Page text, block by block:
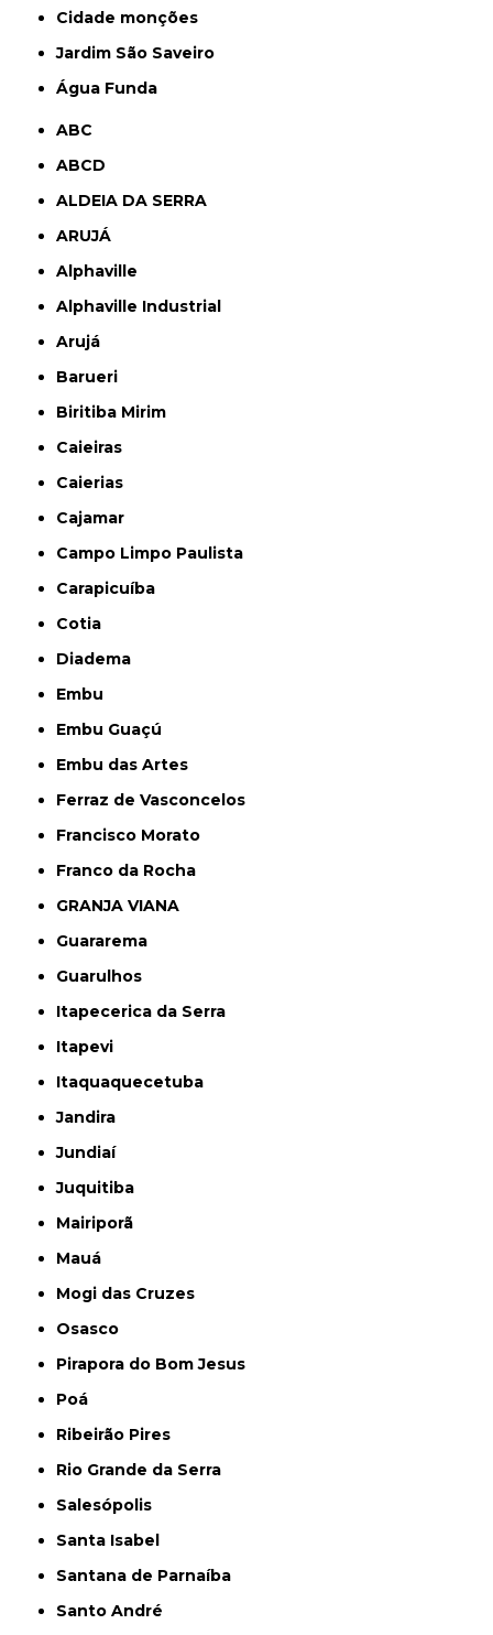
cidade monções
jardim São Saveiro
Água Funda
ABC
ABCD
ALDEIA DA SERRA
ARUJÁ
Alphaville
Alphaville Industrial
Arujá
Barueri
Biritiba Mirim
Caieiras
Caierias
Cajamar
Campo Limpo Paulista
Carapicuíba
Cotia
Diadema
Embu
Embu Guaçú
Embu das Artes
Ferraz de Vasconcelos
Francisco Morato
Franco da Rocha
GRANJA VIANA
Guararema
Guarulhos
Itapecerica da Serra
Itapevi
Itaquaquecetuba
Jandira
Jundiaí
Juquitiba
Mairiporã
Mauá
Mogi das Cruzes
Osasco
Pirapora do Bom Jesus
Poá
Ribeirão Pires
Rio Grande da Serra
Salesópolis
Santa Isabel
Santana de Parnaíba
Santo André